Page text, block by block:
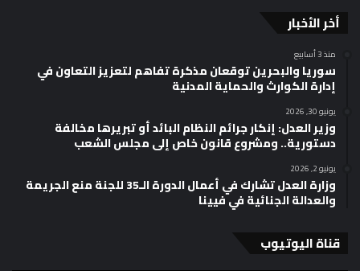
أخر الأخبار
منذ 3 أسابيع
سوريا والبحرين توقعان مذكرة تفاهم لتعزيز التعاون في
إدارة الكوارث والحماية المدنية
يونيو 30, 2026
وزير العدل: إنكار جرائم النظام البائد أو تبريرها مخالفة
دستورية.. ومشروع قانون خاص إلى مجلس الشعب
يونيو 2, 2026
وزارة العدل تشارك في أعمال الدورة الـ35 للجنة منع الجريمة
والعدالة الجنائية في فيينا
قناة اليوتيوب